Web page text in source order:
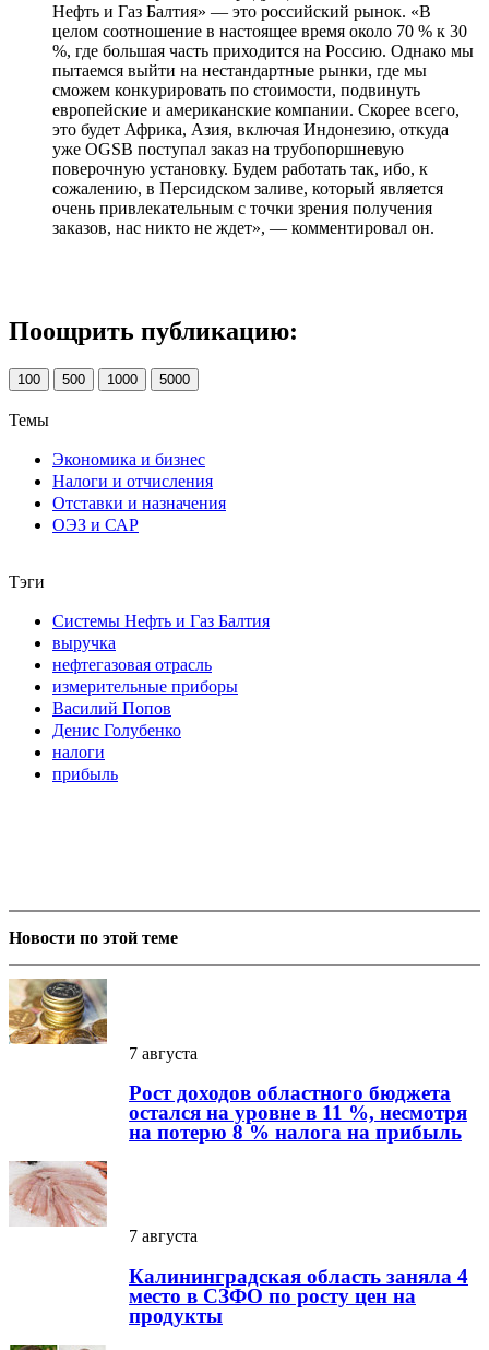
Нефть и Газ Балтия» — это российский рынок. «В
целом соотношение в настоящее время около 70 % к 30
%, где большая часть приходится на Россию. Однако мы
пытаемся выйти на нестандартные рынки, где мы
сможем конкурировать по стоимости, подвинуть
европейские и американские компании. Скорее всего,
это будет Африка, Азия, включая Индонезию, откуда
уже OGSB поступал заказ на трубопоршневую
поверочную установку. Будем работать так, ибо, к
сожалению, в Персидском заливе, который является
очень привлекательным с точки зрения получения
заказов, нас никто не ждет», — комментировал он.
Поощрить публикацию:
100 500 1000 5000
Темы
Экономика и бизнес
Налоги и отчисления
Отставки и назначения
ОЭЗ и САР
Тэги
Системы Нефть и Газ Балтия
выручка
нефтегазовая отрасль
измерительные приборы
Василий Попов
Денис Голубенко
налоги
прибыль
Новости по этой теме
7 августа
Рост доходов областного бюджета
остался на уровне в 11 %, несмотря
на потерю 8 % налога на прибыль
7 августа
Калининградская область заняла 4
место в СЗФО по росту цен на
продукты